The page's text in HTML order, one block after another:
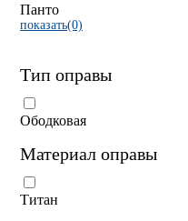
Панто
показать(0)
Тип оправы
Ободковая
Материал оправы
Титан